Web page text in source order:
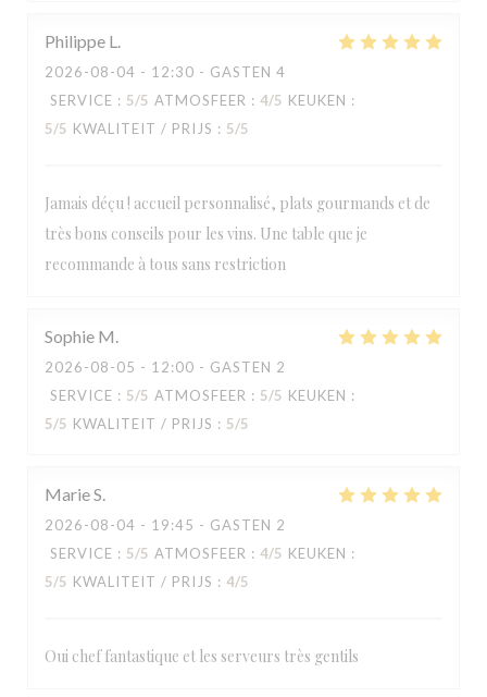
Philippe L
2026-08-04 - 12:30 - GASTEN 4
SERVICE : 5/5 ATMOSFEER : 4/5 KEUKEN :
5/5 KWALITEIT / PRIJS : 5/5
Jamais déçu ! accueil personnalisé, plats gourmands et de
très bons conseils pour les vins. Une table que je
recommande à tous sans restriction
Sophie M
2026-08-05 - 12:00 - GASTEN 2
SERVICE : 5/5 ATMOSFEER : 5/5 KEUKEN :
5/5 KWALITEIT / PRIJS : 5/5
MarieS
2026-08-04 - 19:45 - GASTEN 2
SERVICE : 5/5 ATMOSFEER : 4/5 KEUKEN :
5/5 KWALITEIT / PRIJS : 4/5
Oui chef fantastique et les serveurs très gentils